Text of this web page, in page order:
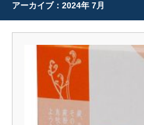
アーカイブ：2024年 7月